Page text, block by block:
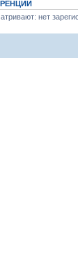
нет